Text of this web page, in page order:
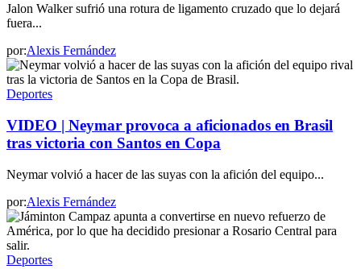
Jalon Walker sufrió una rotura de ligamento cruzado que lo dejará
fuera...
por:Alexis Fernández
Deportes
VIDEO | Neymar provoca a aficionados en Brasil
tras victoria con Santos en Copa
Neymar volvió a hacer de las suyas con la afición del equipo...
por:Alexis Fernández
Deportes